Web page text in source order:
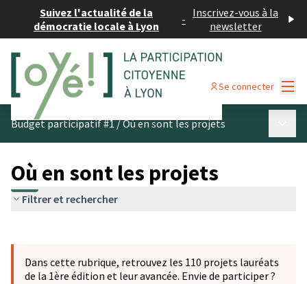
Suivez l'actualité de la
démocratie locale à Lyon
- Inscrivez-vous à la
newsletter
Se connecter
Budget participatif #1/Où en sont les projets
Où en sont les projets
Filtrer et rechercher
−
Dans cette rubrique, retrouvez les 110 projets lauréats
de la 1ère édition et leur avancée. Envie de participer ?